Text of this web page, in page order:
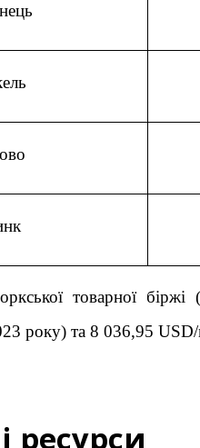
товарної
року) та 8 036,95
ресурси